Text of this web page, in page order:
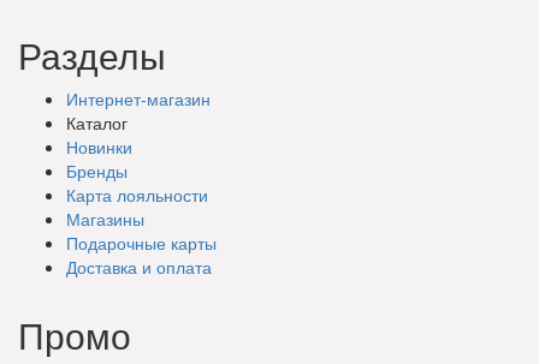
Разделы
Интернет-магазин
Каталог
Новинки
Бренды
Карта лояльности
Магазины
Подарочные карты
Доставка и оплата
Промо